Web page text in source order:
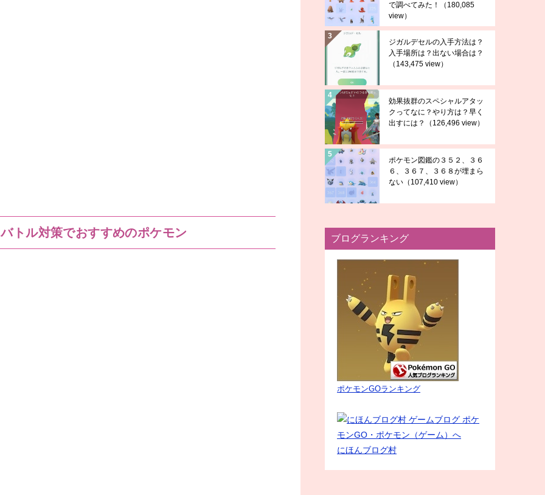
トル対策でおすすめのポケモン
で調べてみた！
（180,085
view）
ジガルデセルの入手方法は？
入手場所は？出ない場合は？
（143,475 view）
効果抜群のスペシャルアタッ
クってなに？やり方は？早く
出すには？
（126,496 view）
ポケモン図鑑の３５２、３６
６、３６７、３６８が埋まら
ない （107,410 view）
ブログランキング
ポケモンGOランキング
にほんブログ村